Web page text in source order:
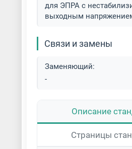
для ЭПРА с
выходным
Связи и замены
Заменяющий:
-
Описание
Страницы